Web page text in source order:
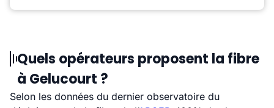
Quels opérateurs proposent la fibre
à Gelucourt ?
Selon les données du dernier observatoire du